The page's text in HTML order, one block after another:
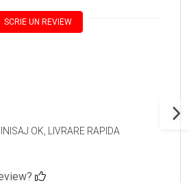
SCRIE UN REVIEW
OK, LIVRARE RAPIDA